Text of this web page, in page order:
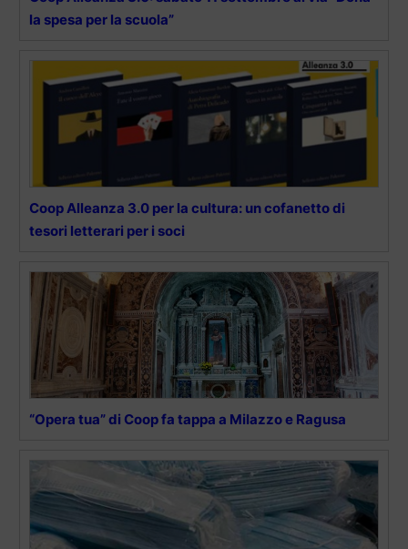
la spesa per la scuola”
Coop Alleanza 3.0 per la cultura: un cofanetto di
tesori letterari per i soci
“Opera tua” di Coop fa tappa a Milazzo e Ragusa